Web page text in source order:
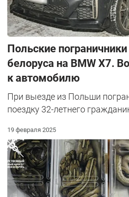
Польские
белоруса на BMW X7.
к автомобилю
При выезде из Польши
поездку 32-летнего
19 февраля 2025